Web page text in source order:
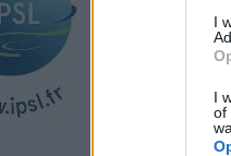
I
I
of